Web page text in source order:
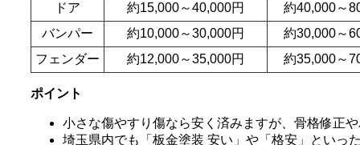
ドア
約15,000～40,000円
約40,000～
バンパー
約10,000～30,000円
約30,000～
フェンダー
約12,000～35,000円 約35,000～
ポイント
小さな傷やすり傷なら安く済みますが、骨格修正
埼玉県内でも「板金塗装 安い」や「格安」といっ